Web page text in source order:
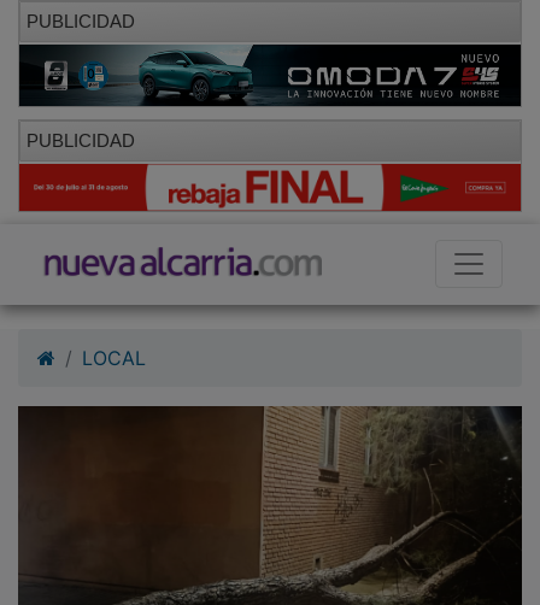
PUBLICIDAD
PUBLICIDAD